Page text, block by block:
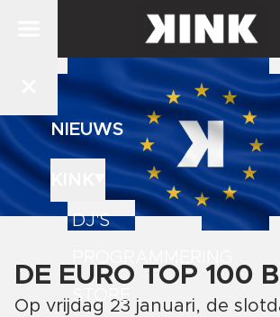
NIEUWS
DJ'S
STORE
DE EURO TOP 100
Op vrijdag 23 januari, de